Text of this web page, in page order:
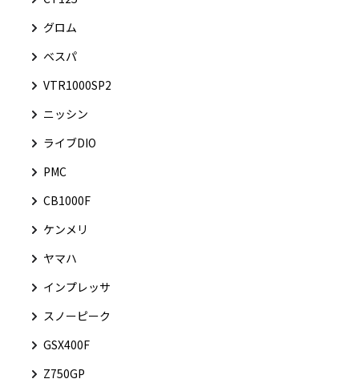
グロム
ベスパ
VTR1000SP2
ニッシン
ライブDIO
PMC
CB1000F
ケンメリ
ヤマハ
インプレッサ
スノーピーク
GSX400F
Z750GP